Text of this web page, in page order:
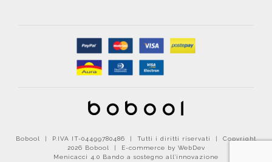
Bobool | P.IVA IT-04499780486 | Tutti i diritti riservati | Copyright
2026 Bobool |
E-commerce by WebDev
Menicacci 4.0 Bando a sostegno all'innovazione